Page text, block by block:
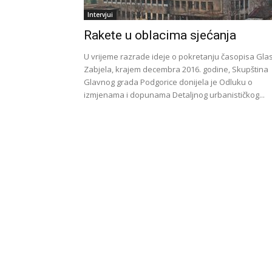
Intervjui
Rakete u oblacima sjećanja
U vrijeme razrade ideje o pokretanju časopisa
Zabjela, krajem decembra 2016. godine, Skupština
Glavnog grada Podgorice donijela je Odluku o
izmjenama i dopunama Detaljnog urbanističkog...